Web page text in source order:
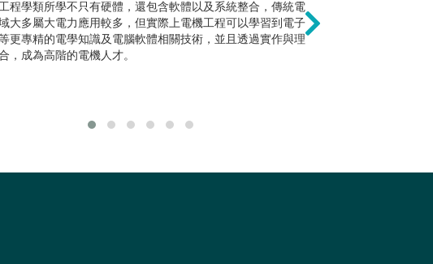
的訓練是非常廣泛的，從物理工程基礎計算到工程實
從一般試題計算到撰寫簡單的程式語言計算，從單純
活周遭的生活因素都考量。因此從水利工程學類的科
可以在許多領域及產業上應用學習的知識，例如：水
其實只要不排斥物理、
入的領域。
程學類所學不只有硬體，還包含軟體以及系統整合，傳統電
大多屬大電力應用較多，但實際上電機工程可以學習到電子
更專精的電學知識及電腦軟體相關技術，並且透過實作與理
，成為高階的電機人才。